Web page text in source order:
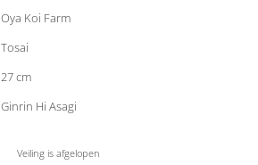
Oya Koi Farm
Tosai
27 cm
Ginrin Hi Asagi
Veiling is afgelopen